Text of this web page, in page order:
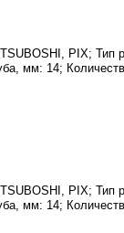
PIX; Тип
мм: 14;
PIX; Тип
мм: 14;